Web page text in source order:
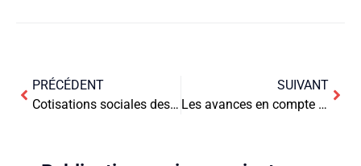
PRÉCÉDENT
Cotisations sociales des indépendants : guide complet du paiement
SUIVANT
Les avances en compte courant d’associé en EURL : un outil de financement flexible